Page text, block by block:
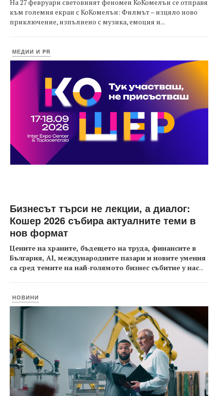
На 27 февруари световният феномен КоКомелън се отправя
към големия екран с КоКомелън: Филмът – изцяло ново
приключение, изпълнено с музика, емоция и...
МЕДИИ И PR
Бизнесът търси не лекции, а диалог:
Кошер 2026 събира актуалните теми в
нов формат
Цените на храните, бъдещето на труда, финансите в
България, AI, международните пазари и новите умения
са сред темите на най-голямото бизнес събитие у нас...
НОВИНИ